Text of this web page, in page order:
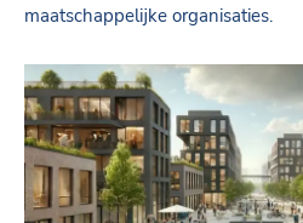
maatschappelijke organisaties.